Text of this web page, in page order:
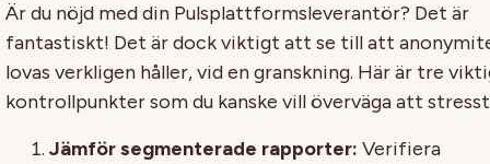
Är du nöjd med din Pulsplattformsleverantör? Det är
fantastiskt! Det är dock viktigt att se till att
lovas verkligen håller, vid en granskning. Här är tre
kontrollpunkter som du kanske vill överväga att
Jämför segmenterade rapporter: Verifiera